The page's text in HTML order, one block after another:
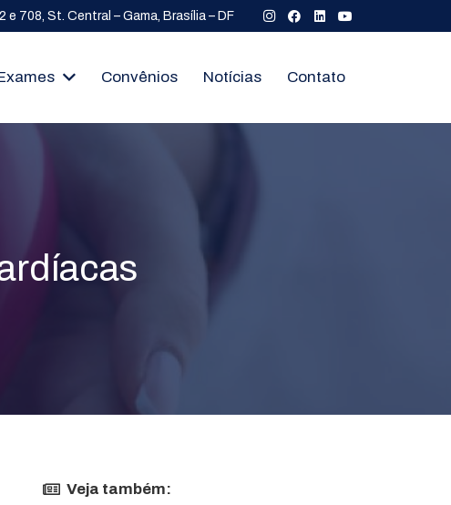
708, St. Central – Gama, Brasília – DF
Convênios Notícias Contato
Veja também: